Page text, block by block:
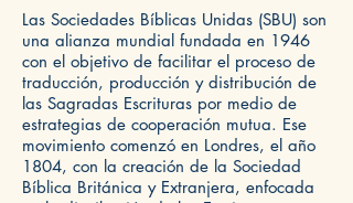
Las Sociedades Bíblicas Unidas (SBU) son
una alianza mundial fundada en 1946
con el objetivo de facilitar el proceso de
traducción, producción y distribución de
las Sagradas Escrituras por medio de
estrategias de cooperación mutua. Ese
movimiento comenzó en Londres, el año
1804, con la creación de la Sociedad
Bíblica Británica y Extranjera, enfocada